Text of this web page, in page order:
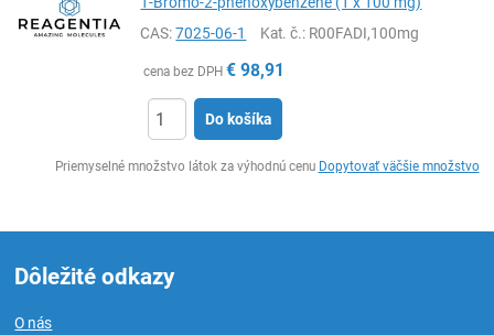
CAS:7025-06-1 Kat. č.: R00FADI,100mg
cena bez DPH € 98,91
Do košíka
Priemyselné množstvo látok za výhodnú cenu Dopytovať väčšie množstvo
Dôležité odkazy
O nás